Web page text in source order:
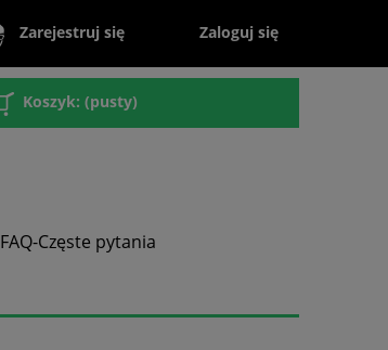
Zarejestruj się Zaloguj się
Koszyk: (pusty)
FAQ-Częste pytania